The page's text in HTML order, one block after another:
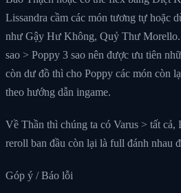
Lissandra cầm các món tương tự hoặc
như Gậy Hư Không, Quỷ Thư Morello.
sao > Poppy 3 sao nên được ưu tiên
còn dư đồ thì cho Poppy các món còn
theo hướng dẫn ingame.
Về Thần thì chúng ta có Varus > tất
reroll ban đầu còn lại là full đánh nhau
Góp ý / Báo lỗi